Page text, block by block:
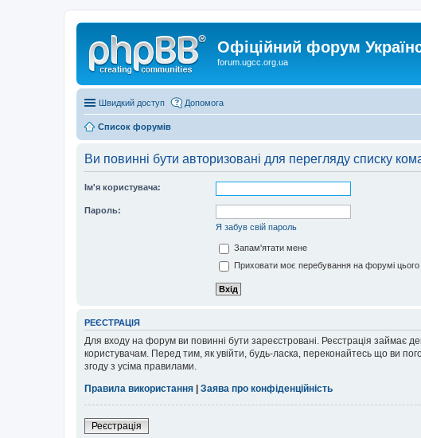
Офіційний форум
forum.ugcc.org.ua
Швидкий доступ Допомога
Список форумів
Ви повинні бути авторизовані для перегляду списку
Ім'я користувача:
Пароль:
Я забув свій пароль
Запам'ятати мене
Приховати моє перебування на форумі цього
РЕЄСТРАЦІЯ
Для входу на форум ви повинні бути зареєстровані. Реєстрація займає
користувачам. Перед тим, як увійти, будь-ласка, переконайтесь що ви
згоду з усіма правилами.
Правила використання
Заява про конфіденційність
Реєстрація